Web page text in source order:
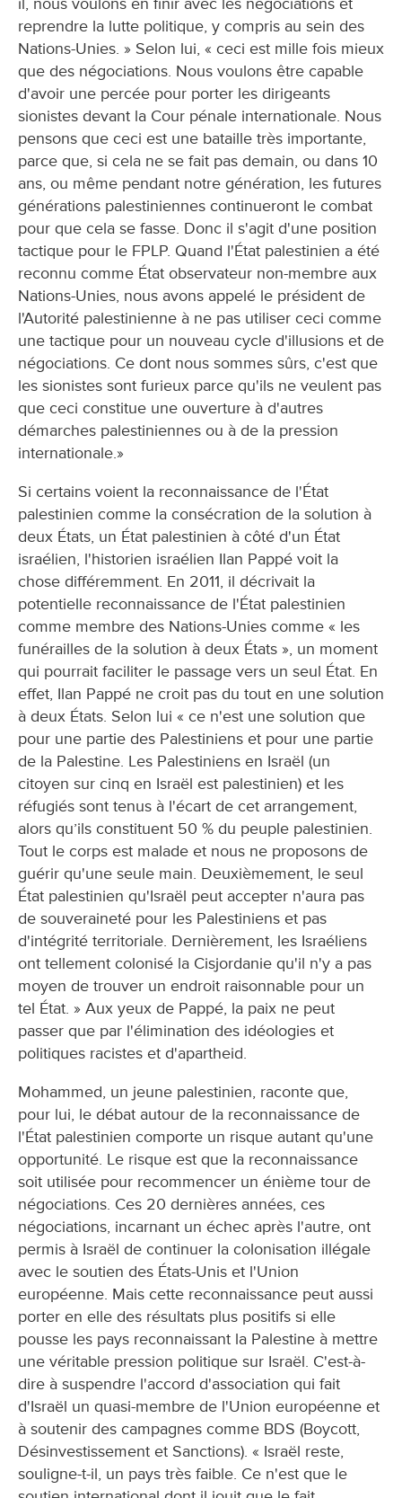
reprendre la lutte politique, y compris au sein des
Nations-Unies. » Selon lui, « ceci est mille fois mieux
que des négociations. Nous voulons être capable
d'avoir une percée pour porter les dirigeants
sionistes devant la Cour pénale internationale. Nous
pensons que ceci est une bataille très importante,
parce que, si cela ne se fait pas demain, ou dans 10
ans, ou même pendant notre génération, les futures
générations palestiniennes continueront le combat
pour que cela se fasse. Donc il s'agit d'une position
tactique pour le FPLP. Quand l'État palestinien a été
reconnu comme État observateur non-membre aux
Nations-Unies, nous avons appelé le président de
l'Autorité palestinienne à ne pas utiliser ceci comme
une tactique pour un nouveau cycle d'illusions et de
négociations. Ce dont nous sommes sûrs, c'est que
les sionistes sont furieux parce qu'ils ne veulent pas
que ceci constitue une ouverture à d'autres
démarches palestiniennes ou à de la pression
internationale.»
Si certains voient la reconnaissance de l'État
palestinien comme la consécration de la solution à
deux États, un État palestinien à côté d'un État
israélien, l'historien israélien Ilan Pappé voit la
chose différemment. En 2011, il décrivait la
potentielle reconnaissance de l'État palestinien
comme membre des Nations-Unies comme « les
funérailles de la solution à deux États », un moment
qui pourrait faciliter le passage vers un seul État. En
effet, Ilan Pappé ne croit pas du tout en une solution
à deux États. Selon lui « ce n'est une solution que
pour une partie des Palestiniens et pour une partie
de la Palestine. Les Palestiniens en Israël (un
citoyen sur cinq en Israël est palestinien) et les
réfugiés sont tenus à l'écart de cet arrangement,
alors qu’ils constituent 50 % du peuple palestinien.
Tout le corps est malade et nous ne proposons de
guérir qu'une seule main. Deuxièmement, le seul
État palestinien qu'Israël peut accepter n'aura pas
de souveraineté pour les Palestiniens et pas
d'intégrité territoriale. Dernièrement, les Israéliens
ont tellement colonisé la Cisjordanie qu'il n'y a pas
moyen de trouver un endroit raisonnable pour un
tel État. » Aux yeux de Pappé, la paix ne peut
passer que par l'élimination des idéologies et
politiques racistes et d'apartheid.
Mohammed, un jeune palestinien, raconte que,
pour lui, le débat autour de la reconnaissance de
l'État palestinien comporte un risque autant qu'une
opportunité. Le risque est que la reconnaissance
soit utilisée pour recommencer un énième tour de
négociations. Ces 20 dernières années, ces
négociations, incarnant un échec après l'autre, ont
permis à Israël de continuer la colonisation illégale
avec le soutien des États-Unis et l'Union
européenne. Mais cette reconnaissance peut aussi
porter en elle des résultats plus positifs si elle
pousse les pays reconnaissant la Palestine à mettre
une véritable pression politique sur Israël. C'est-à-
dire à suspendre l'accord d'association qui fait
d'Israël un quasi-membre de l'Union européenne et
à soutenir des campagnes comme BDS (Boycott,
Désinvestissement et Sanctions). « Israël reste,
souligne-t-il, un pays très faible. Ce n'est que le